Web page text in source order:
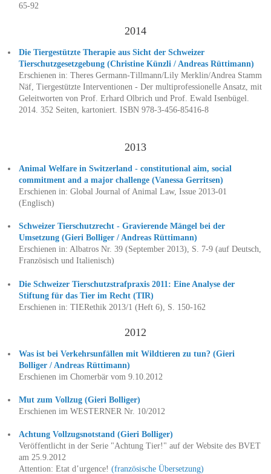
65-92
2014
Die Tiergestützte Therapie aus Sicht der Schweizer
Tierschutzgesetzgebung (Christine Künzli / Andreas Rüttimann)
Erschienen in: Theres Germann-Tillmann/Lily Merklin/Andrea Stamm
Näf, Tiergestützte Interventionen - Der multiprofessionelle Ansatz, mit
Geleitworten von Prof. Erhard Olbrich und Prof. Ewald Isenbügel.
2014. 352 Seiten, kartoniert. ISBN 978-3-456-85416-8
2013
Animal Welfare in Switzerland - constitutional aim, social
commitment and a major challenge (Vanessa Gerritsen)
Erschienen in: Global Journal of Animal Law, Issue 2013-01
(Englisch)
Schweizer Tierschutzrecht - Gravierende Mängel bei der
Umsetzung (Gieri Bolliger / Andreas Rüttimann)
Erschienen in: Albatros Nr. 39 (September 2013), S. 7-9 (auf Deutsch,
Französisch und Italienisch)
Die Schweizer Tierschutzstrafpraxis 2011: Eine Analyse der
Stiftung für das Tier im Recht (TIR)
Erschienen in: TIERethik 2013/1 (Heft 6), S. 150-162
2012
Was ist bei Verkehrsunfällen mit Wildtieren zu tun? (Gieri
Bolliger / Andreas Rüttimann)
Erschienen im Chomerbär vom 9.10.2012
Mut zum Vollzug (Gieri Bolliger)
Erschienen im WESTERNER Nr. 10/2012
Achtung Vollzugsnotstand (Gieri Bolliger)
Veröffentlicht in der Serie "Achtung Tier!" auf der Website des BVET
am 25.9.2012
Attention: Etat d’urgence! (französische Übersetzung)